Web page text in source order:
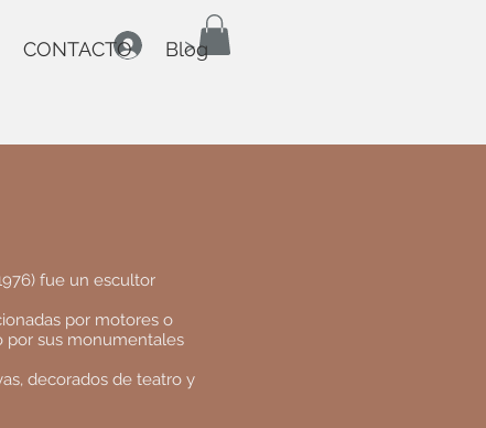
CONTACTO Blog
fue un escultor
por motores o
por sus monumentales
decorados de teatro y
>